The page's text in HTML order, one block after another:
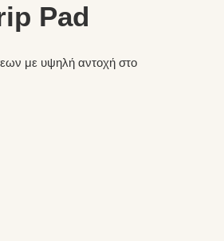
Pad
με υψηλή αντοχή στο